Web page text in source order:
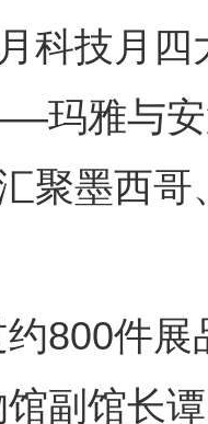
科技月四
玛雅与安
聚墨西
件展
馆副馆长